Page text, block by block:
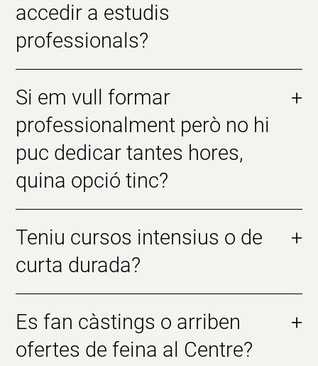
accedir a estudis
professionals?
Si em vull formar
professionalment però no hi
puc dedicar tantes hores,
quina opció tinc?
+
Teniu cursos intensius o de
curta durada?
+
Es fan càstings o arriben
ofertes de feina al Centre?
+